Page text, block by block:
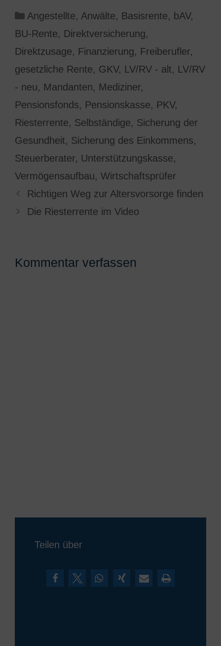
Kategorien
Angestellte, Anwälte, Basisrente, bAV,
BU-Rente, Direktversicherung,
Direktzusage, Finanzierung, Freiberufler,
gesetzliche Rente, GKV, LV/RV - alt, LV/RV
- neu, Mandanten, Mediziner,
Pensionsfonds, Pensionskasse, PKV,
Riesterrente, Selbständige, Sicherung der
Gesundheit, Sicherung des Einkommens,
Steuerberater, Unterstützungskasse,
Vermögensaufbau, Wirtschaftsprüfer
Richtigen Weg zur Altersvorsorge finden
Die Riesterrente im Video
Kommentar verfassen
Teilen über